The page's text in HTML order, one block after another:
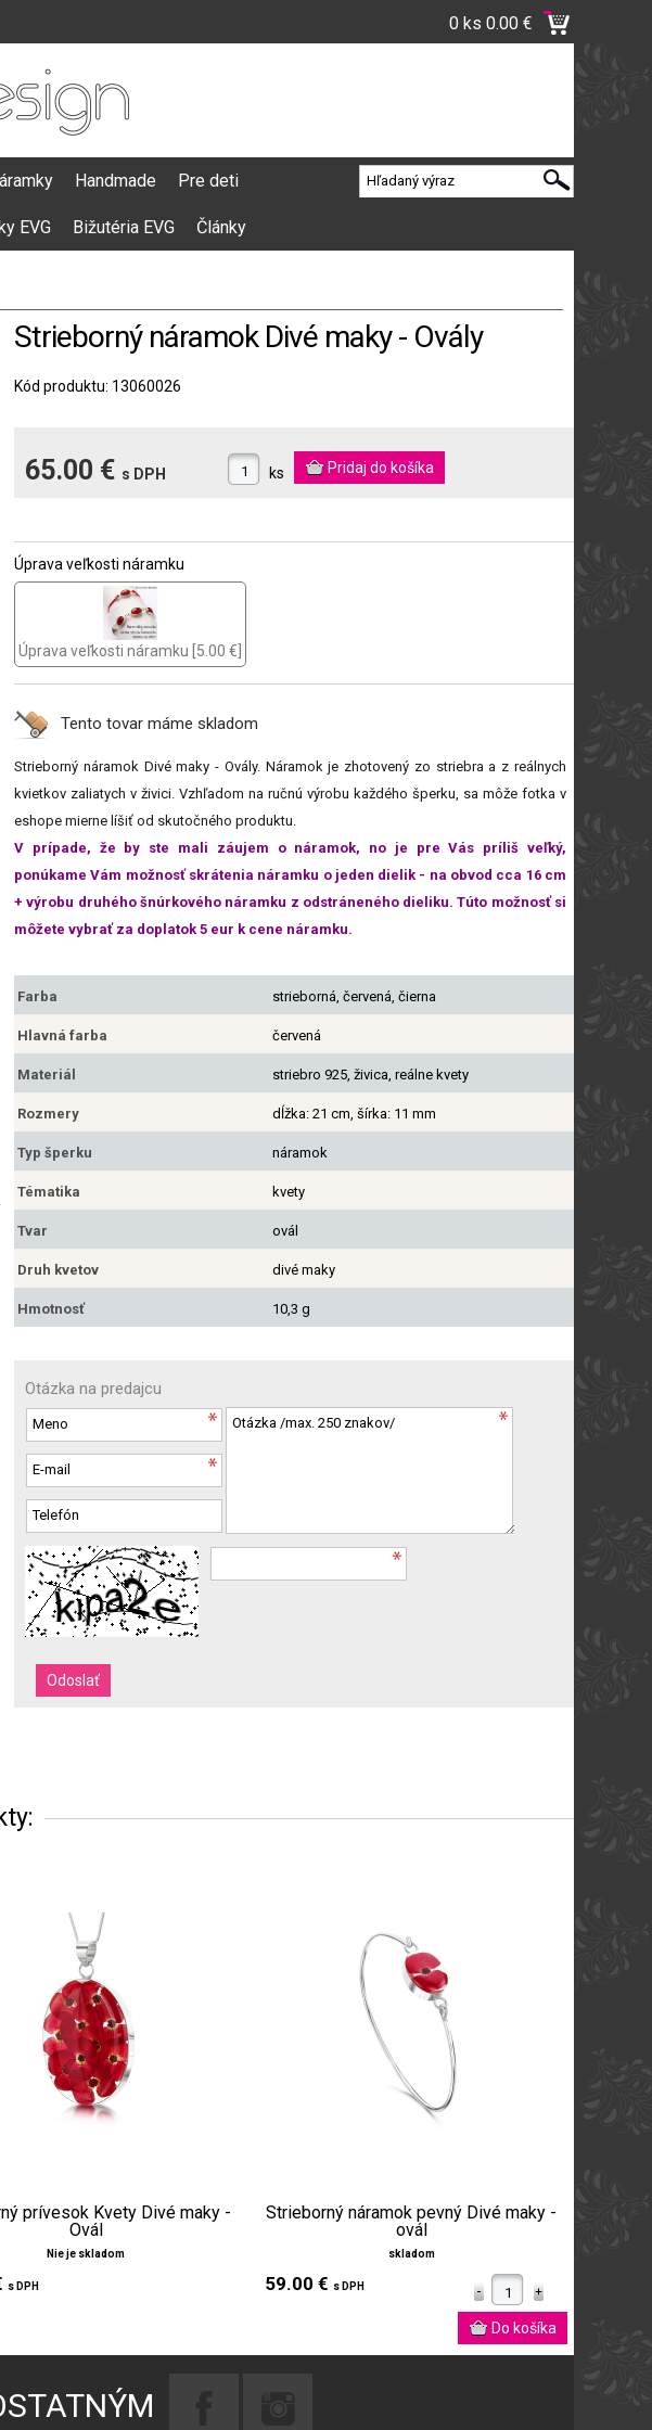
0 ks 0.00 €
Handmade Pre deti
EVG Bižutéria EVG Články
Strieborný náramok Divé maky - Ovály
Kód produktu: 13060026
65.00 € s DPH ks
Úprava veľkosti náramku
Úprava veľkosti náramku [5.00 €]
Tento tovar máme skladom
Strieborný náramok Divé maky - Ovály. Náramok je zhotovený zo striebra a z reálnych
kvietkov zaliatych v živici. Vzhľadom na ručnú výrobu každého šperku, sa môže fotka v
eshope mierne líšiť od skutočného produktu.
V prípade, že by ste mali záujem o náramok, no je pre Vás príliš veľký,
ponúkame Vám možnosť skrátenia náramku o jeden dielik - na obvod cca 16 cm
+ výrobu druhého šnúrkového náramku z odstráneného dieliku. Túto možnosť si
môžete vybrať za doplatok 5 eur k cene náramku.
Farba strieborná, červená, čierna
Hlavná farba červená
Materiál striebro 925, živica, reálne kvety
Rozmery dĺžka: 21 cm, šírka: 11 mm
Typ šperku náramok
Tématika kvety
Tvar ovál
Druh kvetov divé maky
Hmotnosť 10,3 g
Otázka na predajcu
prívesok Kvety Divé maky -
Ovál
Nie je skladom
s DPH
Strieborný náramok pevný Divé maky -
ovál
skladom
59.00 € s DPH